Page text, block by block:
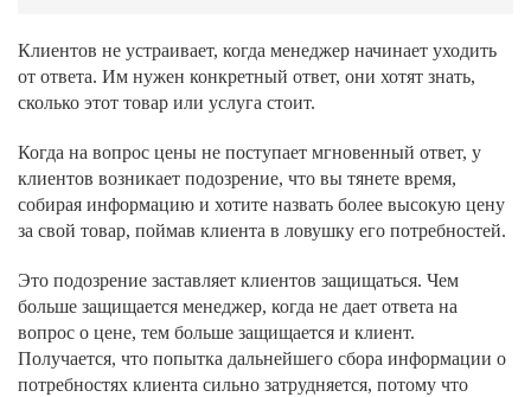
Клиентов не устраивает, когда менеджер начинает уходить
от ответа. Им нужен конкретный ответ, они хотят знать,
сколько этот товар или услуга стоит.
Когда на вопрос цены не поступает мгновенный ответ, у
клиентов возникает подозрение, что вы тянете время,
собирая информацию и хотите назвать более высокую цену
за свой товар, поймав клиента в ловушку его потребностей.
Это подозрение заставляет клиентов защищаться. Чем
больше защищается менеджер, когда не дает ответа на
вопрос о цене, тем больше защищается и клиент.
Получается, что попытка дальнейшего сбора информации о
потребностях клиента сильно затрудняется, потому что